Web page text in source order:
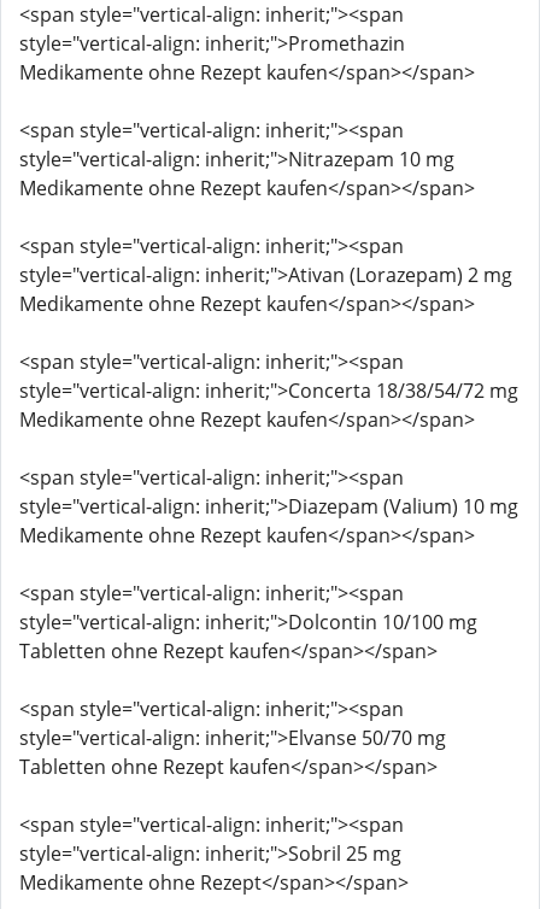
<span style="vertical-align: inherit;"><span
style="vertical-align: inherit;">Promethazin
Medikamente ohne Rezept kaufen</span></span>
<span style="vertical-align: inherit;"><span
style="vertical-align: inherit;">Nitrazepam 10 mg
Medikamente ohne Rezept kaufen</span></span>
<span style="vertical-align: inherit;"><span
style="vertical-align: inherit;">Ativan (Lorazepam) 2 mg
Medikamente ohne Rezept kaufen</span></span>
<span style="vertical-align: inherit;"><span
style="vertical-align: inherit;">Concerta 18/38/54/72 mg
Medikamente ohne Rezept kaufen</span></span>
<span style="vertical-align: inherit;"><span
style="vertical-align: inherit;">Diazepam (Valium) 10 mg
Medikamente ohne Rezept kaufen</span></span>
<span style="vertical-align: inherit;"><span
style="vertical-align: inherit;">Dolcontin 10/100 mg
Tabletten ohne Rezept kaufen</span></span>
<span style="vertical-align: inherit;"><span
style="vertical-align: inherit;">Elvanse 50/70 mg
Tabletten ohne Rezept kaufen</span></span>
<span style="vertical-align: inherit;"><span
style="vertical-align: inherit;">Sobril 25 mg
Medikamente ohne Rezept</span></span>